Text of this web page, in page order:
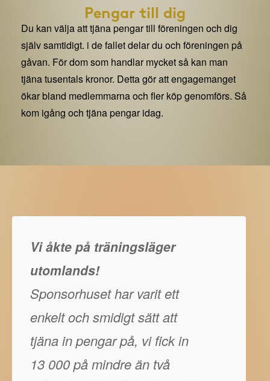
Pengar till dig
Du kan välja att tjäna pengar till föreningen och dig
själv samtidigt. i de fallet delar du och föreningen på
gåvan. För dom som handlar mycket så kan man
tjäna tusentals kronor. Detta gör att engagemanget
ökar bland medlemmarna och fler köp genomförs. Så
kom igång och tjäna pengar idag.
Vi åkte på träningsläger
utomlands!
Sponsorhuset har varit ett
enkelt och smidigt sätt att
tjäna in pengar på, vi fick in
13 000 på mindre än två